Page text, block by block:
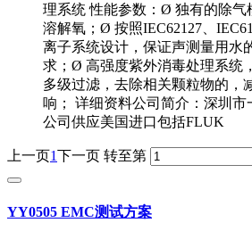
理系统 性能参数：Ø 独有的除气
溶解氧；Ø 按照IEC62127、
离子系统设计，保证声测量用水
求；Ø 高强度紫外消毒处理系统
多级过滤，去除相关颗粒物的，
响； 详细资料公司简介：深圳
公司供应美国进口包括FLUK
上一页1下一页 转至第
YY0505 EMC测试方案